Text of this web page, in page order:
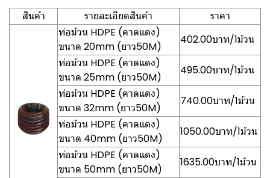
สินค้า รายละเอียดสินค้า
ราคา
ท่อม้วน HDPE (คาดแดง)
ขนาด 20mm (ยาว50M)
402.00บาท/1ม้วน
ท่อม้วน HDPE (คาดแดง)
ขนาด 25mm (ยาว50M)
495.00บาท/1ม้วน
ท่อม้วน HDPE (คาดแดง)
ขนาด 32mm (ยาว50M)
740.00บาท/1ม้วน
ท่อม้วน HDPE (คาดแดง)
ขนาด 40mm (ยาว50M)
1050.00บาท/1ม้วน
ท่อม้วน HDPE (คาดแดง)
ขนาด 50mm (ยาว50M)
1635.00บาท/1ม้วน